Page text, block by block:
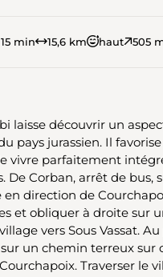
min 15,6 km haut 505
laisse découvrir un
pays jurassien. Il
vivre parfaitement
en direction de
et obliquer à droite sur
vers Sous Vassat.
un chemin terreux sur
le village jusqu’au